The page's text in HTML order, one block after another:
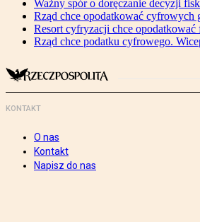
Ważny spór o doręczanie decyzji
Rząd chce opodatkować cyfrowych
Resort cyfryzacji chce
Rząd chce podatku cyfrowego.
KONTAKT
O nas
Kontakt
Napisz do nas